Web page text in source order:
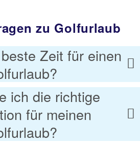
zu Golfurlaub
Zeit für einen
ich die richtige
für meinen